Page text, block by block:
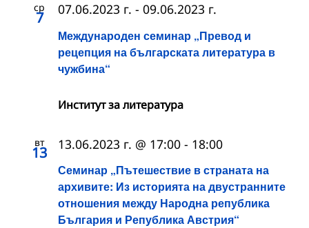
ср
7
Международен семинар „Превод и
рецепция на българската литература в
чужбина“
07.06.2023 г. - 09.06.2023 г.
Институт за литература
вт
13
Семинар „Пътешествие в страната на
архивите: Из историята на двустранните
отношения между Народна република
България и Република Австрия“
13.06.2023 г. @ 17:00 - 18:00